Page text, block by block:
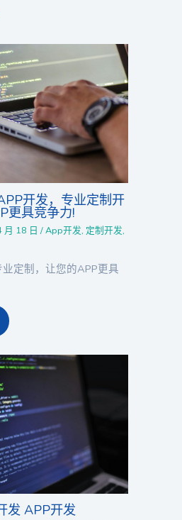
开发，专业定制开
更具竞争力!
月 18 日/App开发, 定制开发,
定制，让您的APP更具
发 APP开发